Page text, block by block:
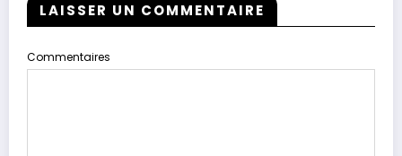
LAISSER UN COMMENTAIRE
Commentaires